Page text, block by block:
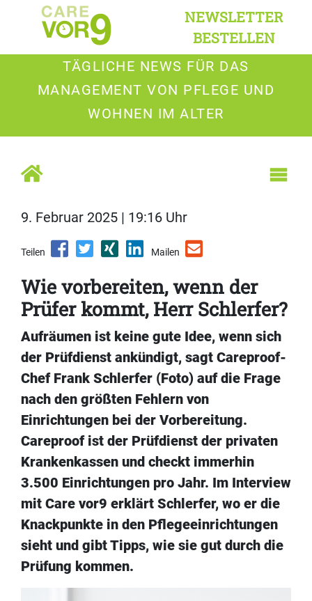
NEWSLETTER
BESTELLEN
TÄGLICHE NEWS FÜR DAS
MANAGEMENT VON PFLEGE UND
WOHNEN IM ALTER
9. Februar 2025 | 19:16 Uhr
Teilen Mailen
Wie vorbereiten, wenn der
Prüfer kommt, Herr Schlerfer?
Aufräumen ist keine gute Idee, wenn sich
der Prüfdienst ankündigt, sagt Careproof-
Chef Frank Schlerfer (Foto) auf die Frage
nach den größten Fehlern von
Einrichtungen bei der Vorbereitung.
Careproof ist der Prüfdienst der privaten
Krankenkassen und checkt immerhin
3.500 Einrichtungen pro Jahr. Im Interview
mit Care vor9 erklärt Schlerfer, wo er die
Knackpunkte in den Pflegeeinrichtungen
sieht und gibt Tipps, wie sie gut durch die
Prüfung kommen.